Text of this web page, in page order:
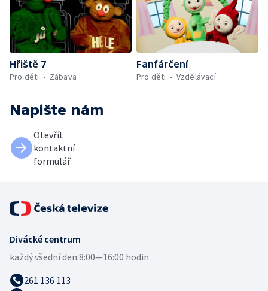
Hřiště 7
Pro děti
Zábava
Fanfárčení
Pro děti
Vzdělávací
Napište nám
Otevřít
kontaktní
formulář
Divácké centrum
každý všední den:8:00—16:00 hodin
261 136 113